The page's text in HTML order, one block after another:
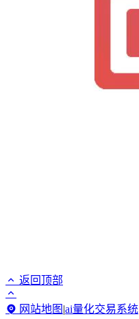
返回顶部
网站地图 |ai量化交易系统